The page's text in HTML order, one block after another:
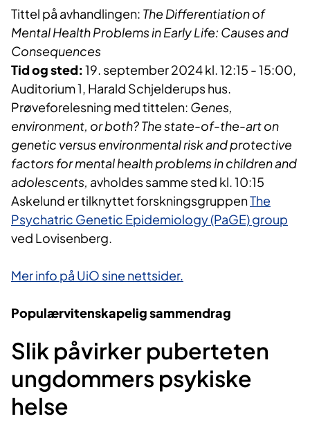
Tittel på avhandlingen: The Differentiation of
Mental Health Problems in Early Life: Causes and
Consequences
Tid og sted: 19. september 2024 kl. 12:15 - 15:00,
Auditorium 1, Harald Schjelderups hus.
Prøveforelesning med tittelen: Genes,
environment, or both? The state-of-the-art on
genetic versus environmental risk and protective
factors for mental health problems in children and
adolescents, avholdes samme sted kl. 10:15
Askelund er tilknyttet forskningsgruppenThe
Psychatric Genetic Epidemiology (PaGE) group
ved Lovisenberg.
Mer info på UiO sine nettsider.
Populærvitenskapelig sammendrag
Slik påvirker puberteten
ungdommers psykiske
helse